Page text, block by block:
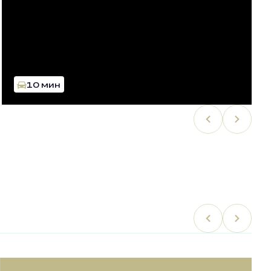
Еда Спорт
10 мин